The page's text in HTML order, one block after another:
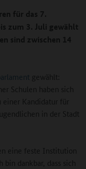
für das 7.
zum 3. Juli gewählt
sind zwischen 14
gewählt:
Schulen haben sich
einer Kandidatur für
in der Stadt
eine feste Institution
bin dankbar, dass sich